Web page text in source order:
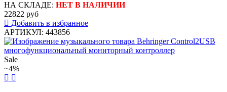
НА СКЛАДЕ: НЕТ В НАЛИЧИИ
22822 руб
Добавить в избранное
АРТИКУЛ: 443856
Sale
~4%